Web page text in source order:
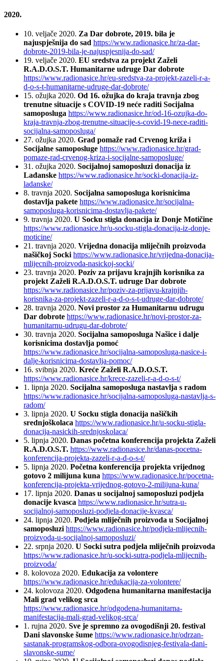
2020.
10. veljače 2020. Za Dar dobrote, 2019. bila je
najuspješnija do sad https://www.radionasice.hr/za-dar-
dobrote-2019-bila-je-najuspjesnija-do-sad/
19. veljače 2020. EU sredstva za projekt Zaželi
R.A.D.O.S.T. Humanitarne udruge Dar dobrote
https://www.radionasice.hr/eu-sredstva-za-projekt-zazeli-r-a-
d-o-s-t-humanitarne-udruge-dar-dobrote/
15. ožujka 2020. Od 16. ožujka do kraja travnja zbog
trenutne situacije s COVID-19 neće raditi Socijalna
samoposluga https://www.radionasice.hr/od-16-ozujka-do-
kraja-travnja-zbog-trenutne-situacije-s-covid-19-nece-raditi-
socijalna-samoposluga/
27. ožujka 2020. Grad pomaže rad Crvenog križa i
Socijalne samoposluge https://www.radionasice.hr/grad-
pomaze-rad-crvenog-kriza-i-socijalne-samoposluge/
31. ožujka 2020. Socijalnoj samoposluzi donacija iz
Lađanske https://www.radionasice.hr/socki-donacija-iz-
ladanske/
8. travnja 2020. Socijalna samoposluga korisnicima
dostavlja pakete https://www.radionasice.hr/socijalna-
samoposluga-korisnicima-dostavlja-pakete/
9. travnja 2020. U Socku stigla donacija iz Donje Motičine
https://www.radionasice.hr/u-socku-stigla-donacija-iz-donje-
moticine/
21. travnja 2020. Vrijedna donacija mliječnih proizvoda
našičkoj Socki https://www.radionasice.hr/vrijedna-donacija-
mlijecnih-proizvoda-nasickoj-socki/
23. travnja 2020. Poziv za prijavu krajnjih korisnika za
projekt Zaželi R.A.D.O.S.T. udruge Dar dobrote
https://www.radionasice.hr/poziv-za-prijavu-krajnjih-
korisnika-za-projekt-zazeli-r-a-d-o-s-t-udruge-dar-dobrote/
28. travnja 2020. Novi prostor za Humanitarnu udrugu
Dar dobrote https://www.radionasice.hr/novi-prostor-za-
humanitarnu-udrugu-dar-dobrote/
30. travnja 2020. Socijalna samoposluga Našice i dalje
korisnicima dostavlja pomoć
https://www.radionasice.hr/socijalna-samoposluga-nasice-i-
dalje-korisnicima-dostavlja-pomoc/
16. svibnja 2020. Kreće Zaželi R.A.D.O.S.T.
https://www.radionasice.hr/krece-zazeli-r-a-d-o-s-t/
1. lipnja 2020. Socijalna samoposluga nastavlja s radom
https://www.radionasice.hr/socijalna-samoposluga-nastavlja-s-
radom/
3. lipnja 2020. U Socku stigla donacija našičkih
srednjoškolaca https://www.radionasice.hr/u-socku-stigla-
donacija-nasickih-srednjoskolaca/
5. lipnja 2020. Danas početna konferencija projekta Zaželi
R.A.D.O.S.T. https://www.radionasice.hr/danas-pocetna-
konferencija-projekta-zazeli-r-a-d-o-s-t/
5. lipnja 2020. Početna konferencija projekta vrijednog
gotovo 2 milijuna kuna https://www.radionasice.hr/pocetna-
konferencija-projekta-vrijednog-gotovo-2-milijuna-kuna/
17. lipnja 2020. Danas u socijalnoj samoposluzi podjela
donacije kvasca https://www.radionasice.hr/sutra-u-
socijalnoj-samoposluzi-podjela-donacije-kvasca/
24. lipnja 2020. Podjela mliječnih proizvoda u Socijalnoj
samoposluzi https://www.radionasice.hr/podjela-mlijecnih-
proizvoda-u-socijalnoj-samoposluzi/
22. srpnja 2020. U Socki sutra podjela mliječnih proizvoda
https://www.radionasice.hr/u-socki-sutra-podjela-mlijecnih-
proizvoda/
8. kolovoza 2020. Edukacija za volontere
https://www.radionasice.hr/edukacija-za-volontere/
24. kolovoza 2020. Odgođena humanitarna manifestacija
Mali grad velikog srca
https://www.radionasice.hr/odgodena-humanitarna-
manifestacija-mali-grad-velikog-srca/
1. rujna 2020. Sve je spremno za ovogodišnji 20. festival
Dani slavonske šume https://www.radionasice.hr/odrzan-
sastanak-programskog-odbora-ovogodisnjeg-festivala-dani-
slavonske-sume/